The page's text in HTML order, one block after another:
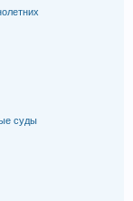
суды